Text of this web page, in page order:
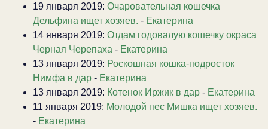
19 января 2019: Очаровательная кошечка
Дельфина ищет хозяев. - Екатерина
14 января 2019: Отдам годовалую кошечку окраса
Черная Черепаха - Екатерина
13 января 2019: Роскошная кошка-подросток
Нимфа в дар - Екатерина
13 января 2019: Котенок Иржик в дар - Екатерина
11 января 2019: Молодой пес Мишка ищет хозяев.
- Екатерина